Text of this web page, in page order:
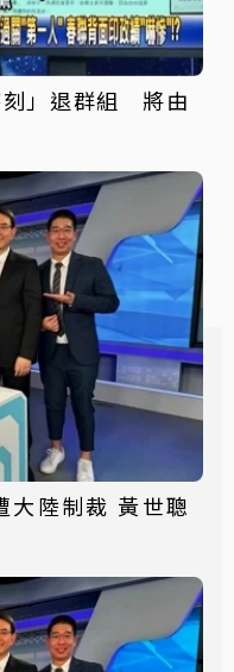
刻」退群組 將由
大陸制裁 黃世聰